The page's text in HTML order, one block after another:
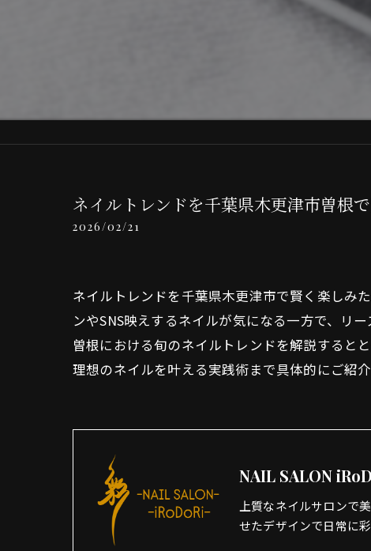
ネイルトレンドを千葉県木更津市曽根
2026/02/21
ネイルトレンドを千葉県木更津市で賢く楽しみ
ンやSNS映えするネイルが気になる一方で、リ
曽根における旬のネイルトレンドを解説すると
理想のネイルを叶える実践術まで具体的にご紹
NAIL SALON
上質なネイルサロンで
せたデザインで日常に